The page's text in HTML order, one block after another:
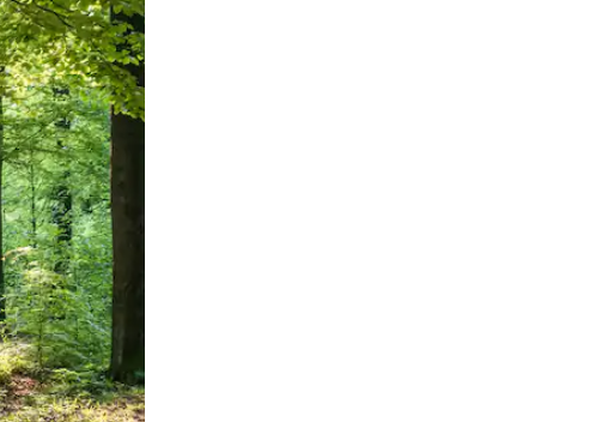
e deslizando o dedo na tela.